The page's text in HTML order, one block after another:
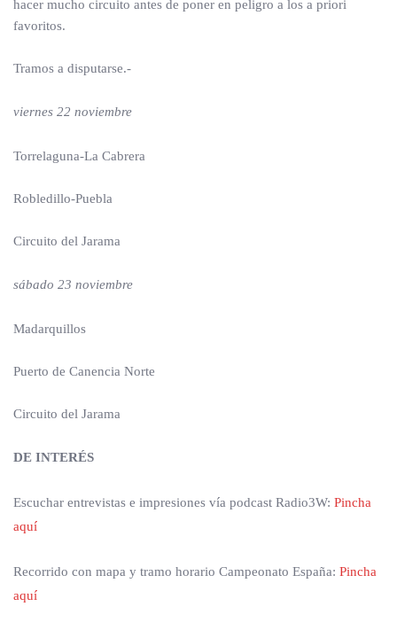
hacer mucho circuito antes de poner en peligro a los a priori
favoritos.
Tramos a disputarse.-
viernes 22 noviembre
Torrelaguna-La Cabrera
Robledillo-Puebla
Circuito del Jarama
sábado 23 noviembre
Madarquillos
Puerto de Canencia Norte
Circuito del Jarama
DE INTERÉS
Escuchar entrevistas e impresiones vía podcast Radio3W: Pincha
aquí
Recorrido con mapa y tramo horario Campeonato España: Pincha
aquí